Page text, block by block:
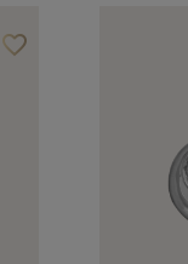
favorite_borderAjouter à vos favoris